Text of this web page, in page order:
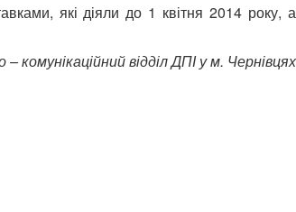
які діяли до 1 квітня 2014 року, а
– комунікаційний відділ ДПІ у м. Чернівцях